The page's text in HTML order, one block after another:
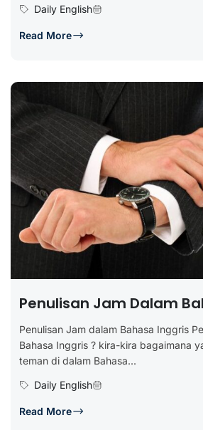
Daily English
Read More
Penulisan Jam Dalam
Penulisan Jam dalam Bahasa Inggris
Bahasa Inggris ? kira-kira bagaimana
teman di dalam Bahasa...
Daily English
Read More